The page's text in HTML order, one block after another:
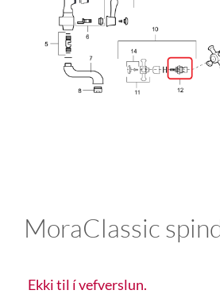
MoraClassic
Ekki til í vefverslun.